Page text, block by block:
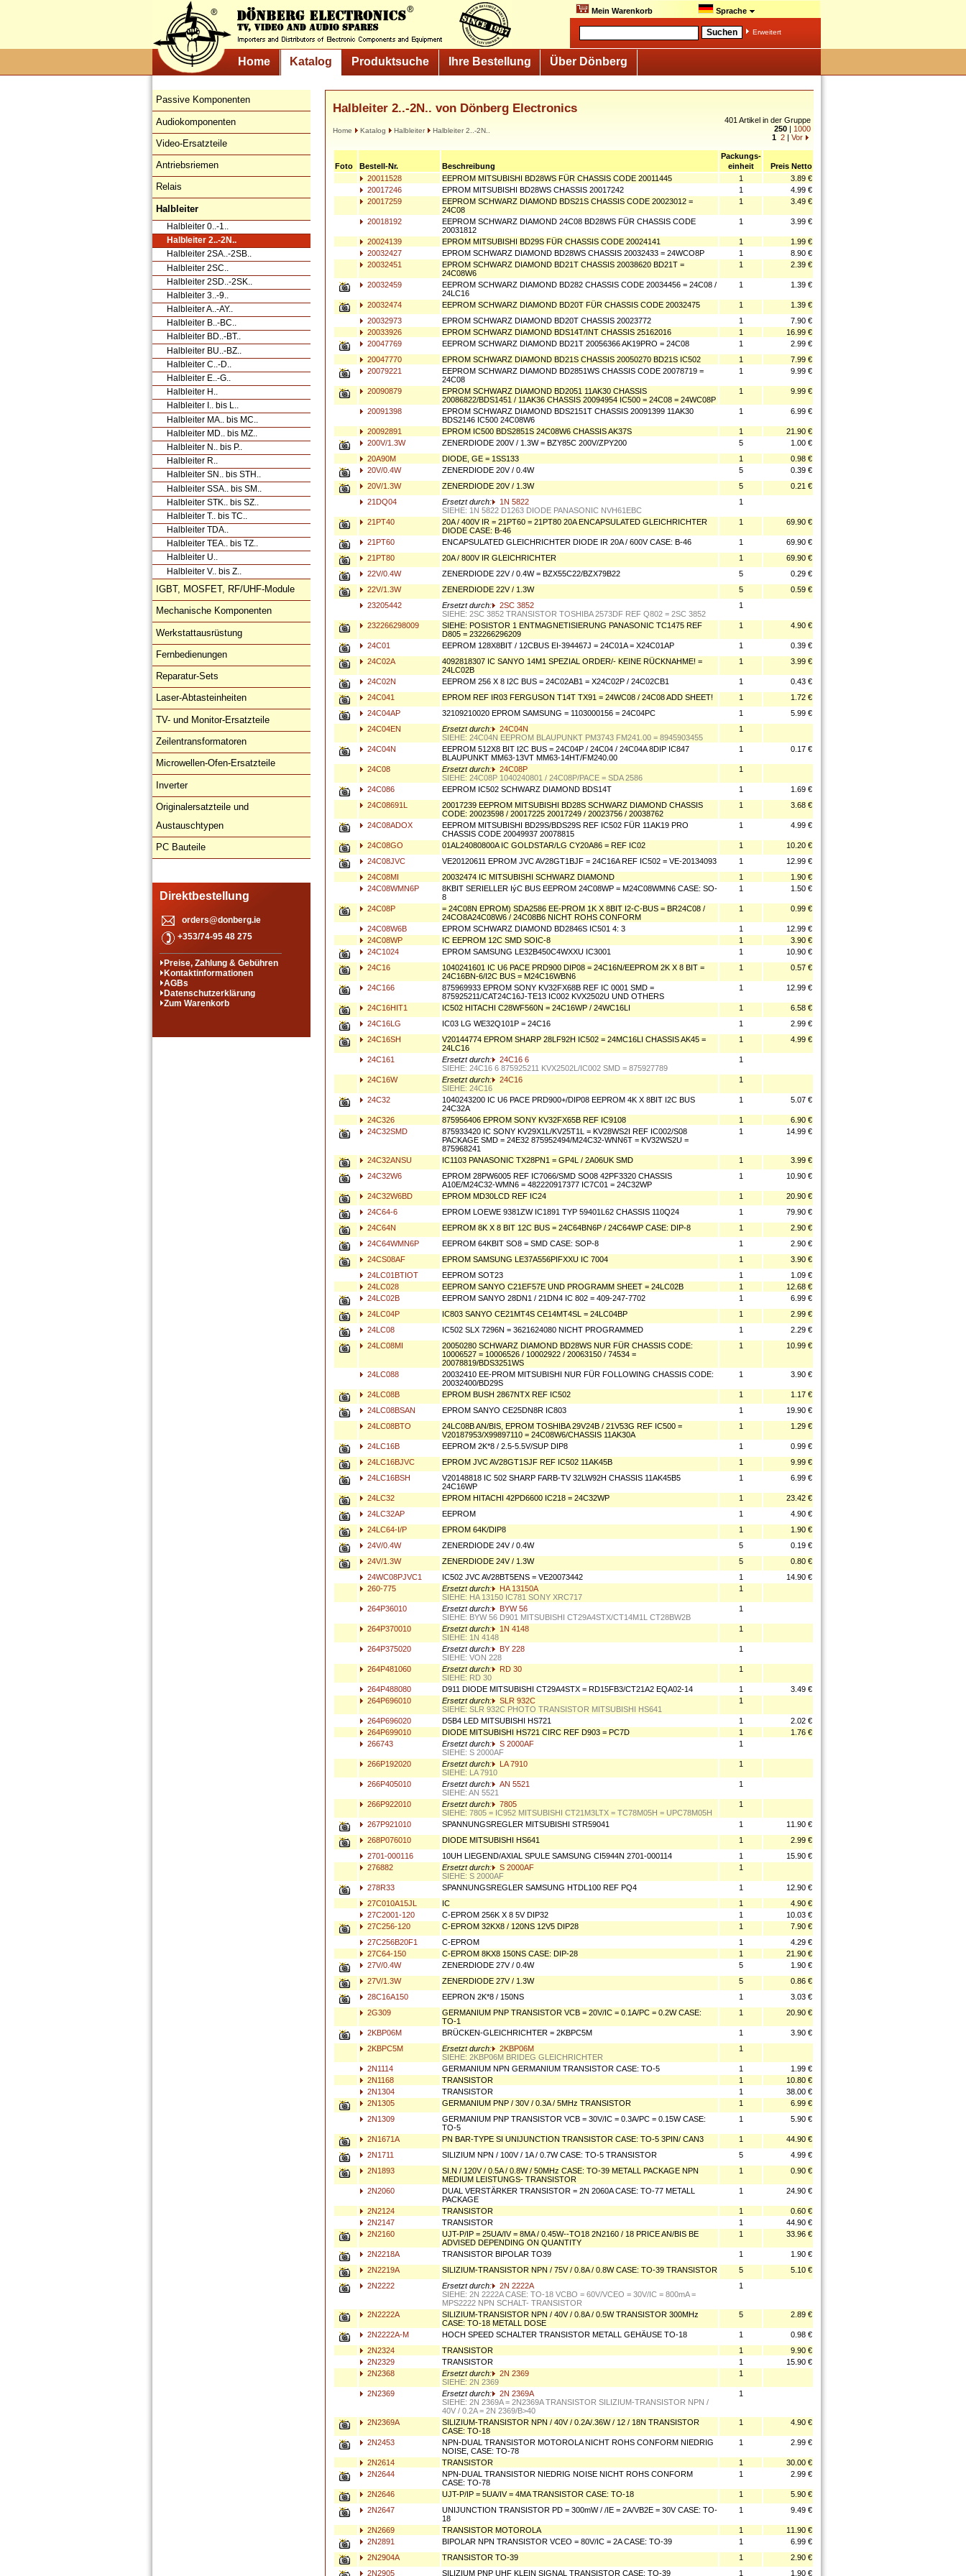
Mein Warenkorb Sprache
Erweitert
Home Katalog Produktsuche Ihre Bestellung Über Dönberg
Passive Komponenten
Audiokomponenten
Video-Ersatzteile
Antriebsriemen
Relais
Halbleiter
Halbleiter 0..-1..
Halbleiter 2..-2N..
Halbleiter 2SA..-2SB..
Halbleiter 2SC..
Halbleiter 2SD..-2SK..
Halbleiter 3..-9..
Halbleiter A..-AY..
Halbleiter B..-BC..
Halbleiter BD..-BT..
Halbleiter BU..-BZ..
Halbleiter C..-D..
Halbleiter E..-G..
Halbleiter H..
Halbleiter I.. bis L..
Halbleiter MA.. bis MC..
Halbleiter MD.. bis MZ..
Halbleiter N.. bis P..
Halbleiter R..
Halbleiter SN.. bis STH..
Halbleiter SSA.. bis SM..
Halbleiter STK.. bis SZ..
Halbleiter T.. bis TC..
Halbleiter TDA..
Halbleiter TEA.. bis TZ..
Halbleiter U..
Halbleiter V.. bis Z..
IGBT, MOSFET, RF/UHF-Module
Mechanische Komponenten
Werkstattausrüstung
Fernbedienungen
Reparatur-Sets
Laser-Abtasteinheiten
TV- und Monitor-Ersatzteile
Zeilentransformatoren
Microwellen-Ofen-Ersatzteile
Inverter
Originalersatzteile und
Austauschtypen
PC Bauteile
Direktbestellung
orders@donberg.ie
+353/74-95 48 275
Preise, Zahlung & Gebühren
Kontaktinformationen
AGBs
Datenschutzerklärung
Zum Warenkorb
Halbleiter 2..-2N.. von Dönberg Electronics
Home Katalog Halbleiter Halbleiter 2..-2N..
401 Artikel in der Gruppe
250 | 1000
1 2 | Vor
Foto Bestell-Nr. Beschreibung
Packungs-
einheit
Preis Netto
20011528
EEPROM MITSUBISHI BD28WS FÜR CHASSIS CODE 20011445 1
3.89 €
20017246
EPROM MITSUBISHI BD28WS CHASSIS 20017242 1
4.99 €
20017259
EEPROM SCHWARZ DIAMOND BDS21S CHASSIS CODE 20023012 =
24C08
1 3.49 €
20018192
EEPROM SCHWARZ DIAMOND 24C08 BD28WS FÜR CHASSIS CODE
20031812
1 3.99 €
20024139 EPROM MITSUBISHI BD29S FÜR CHASSIS CODE 20024141 1
1.99 €
20032427
EPROM SCHWARZ DIAMOND BD28WS CHASSIS 20032433 = 24WCO8P 1
8.90 €
20032451
EPROM SCHWARZ DIAMOND BD21T CHASSIS 20038620 BD21T =
24C08W6
1 2.39 €
20032459
EEPROM SCHWARZ DIAMOND BD282 CHASSIS CODE 20034456 = 24C08 /
24LC16
1 1.39 €
20032474 EEPROM SCHWARZ DIAMOND BD20T FÜR CHASSIS CODE 20032475 1
1.39 €
20032973
EPROM SCHWARZ DIAMOND BD20T CHASSIS 20023772 1
7.90 €
20033926
EPROM SCHWARZ DIAMOND BDS14T/INT CHASSIS 25162016 1
16.99 €
20047769
EEPROM SCHWARZ DIAMOND BD21T 20056366 AK19PRO = 24C08 1
2.99 €
20047770
EPROM SCHWARZ DIAMOND BD21S CHASSIS 20050270 BD21S IC502 1
7.99 €
20079221
EEPROM SCHWARZ DIAMOND BD2851WS CHASSIS CODE 20078719 =
24C08
1 9.99 €
20090879
EPROM SCHWARZ DIAMOND BD2051 11AK30 CHASSIS
20086822/BDS1451 / 11AK36 CHASSIS 20094954 IC500 = 24C08 = 24WC08P
1 9.99 €
20091398
EPROM SCHWARZ DIAMOND BDS2151T CHASSIS 20091399 11AK30
BDS2146 IC500 24C08W6
1 6.99 €
20092891 EPROM IC500 BDS2851S 24C08W6 CHASSIS AK37S 1
21.90 €
200V/1.3W
ZENERDIODE 200V / 1.3W = BZY85C 200V/ZPY200 5
1.00 €
20A90M
DIODE, GE = 1SS133 1
0.98 €
20V/0.4W
ZENERDIODE 20V / 0.4W 5
0.39 €
20V/1.3W
ZENERDIODE 20V / 1.3W 5
0.21 €
21DQ04
Ersetzt durch:
1N 5822
SIEHE: 1N 5822 D1263 DIODE PANASONIC NVH61EBC
1
21PT40
20A / 400V IR = 21PT60 = 21PT80 20A ENCAPSULATED GLEICHRICHTER
DIODE CASE: B-46
1 69.90 €
21PT60 ENCAPSULATED GLEICHRICHTER DIODE IR 20A / 600V CASE: B-46 1
69.90 €
21PT80
20A / 800V IR GLEICHRICHTER 1
69.90 €
22V/0.4W
ZENERDIODE 22V / 0.4W = BZX55C22/BZX79B22 5
0.29 €
22V/1.3W
ZENERDIODE 22V / 1.3W 5
0.59 €
23205442
Ersetzt durch:
2SC 3852
SIEHE: 2SC 3852 TRANSISTOR TOSHIBA 2573DF REF Q802 = 2SC 3852
1
232266298009
SIEHE: POSISTOR 1 ENTMAGNETISIERUNG PANASONIC TC1475 REF
D805 = 232266296209
1 4.90 €
24C01 EEPROM 128X8BIT / 12CBUS EI-394467J = 24C01A = X24C01AP 1
0.39 €
24C02A
4092818307 IC SANYO 14M1 SPEZIAL ORDER/- KEINE RÜCKNAHME! =
24LC02B
1 3.99 €
24C02N EEPROM 256 X 8 I2C BUS = 24C02AB1 = X24C02P / 24C02CB1 1
0.43 €
24C041
EPROM REF IR03 FERGUSON T14T TX91 = 24WC08 / 24C08 ADD SHEET! 1
1.72 €
24C04AP
32109210020 EPROM SAMSUNG = 1103000156 = 24C04PC 1
5.99 €
24C04EN
Ersetzt durch:
24C04N
SIEHE: 24C04N EEPROM BLAUPUNKT PM3743 FM241.00 = 8945903455
1
24C04N
EEPROM 512X8 BIT I2C BUS = 24C04P / 24C04 / 24C04A 8DIP IC847
BLAUPUNKT MM63-13VT MM63-14HT/FM240.00
1 0.17 €
24C08 Ersetzt durch:
24C08P
SIEHE: 24C08P 1040240801 / 24C08P/PACE = SDA 2586
1
24C086 EEPROM IC502 SCHWARZ DIAMOND BDS14T 1
1.69 €
24C08691L
20017239 EEPROM MITSUBISHI BD28S SCHWARZ DIAMOND CHASSIS
CODE: 20023598 / 20017225 20017249 / 20023756 / 20038762
1 3.68 €
24C08ADOX
EEPROM MITSUBISHI BD29S/BDS29S REF IC502 FÜR 11AK19 PRO
CHASSIS CODE 20049937 20078815
1 4.99 €
24C08GO 01AL24080800A IC GOLDSTAR/LG CY20A86 = REF IC02 1
10.20 €
24C08JVC
VE20120611 EPROM JVC AV28GT1BJF = 24C16A REF IC502 = VE-20134093 1
12.99 €
24C08MI
20032474 IC MITSUBISHI SCHWARZ DIAMOND 1
1.90 €
24C08WMN6P
8KBIT SERIELLER IýC BUS EEPROM 24C08WP = M24C08WMN6 CASE: SO-
8
1 1.50 €
24C08P
= 24C08N EPROM) SDA2586 EE-PROM 1K X 8BIT I2-C-BUS = BR24C08 /
24CO8A24C08W6 / 24C08B6 NICHT ROHS CONFORM
1 0.99 €
24C08W6B EPROM SCHWARZ DIAMOND BD2846S IC501 4: 3 1
12.99 €
24C08WP
IC EEPROM 12C SMD SOIC-8 1
3.90 €
24C1024
EPROM SAMSUNG LE32B450C4WXXU IC3001 1
10.90 €
24C16
1040241601 IC U6 PACE PRD900 DIP08 = 24C16N/EEPROM 2K X 8 BIT =
24C16BN-6/I2C BUS = M24C16WBN6
1 0.57 €
24C166
875969933 EPROM SONY KV32FX68B REF IC 0001 SMD =
875925211/CAT24C16J-TE13 IC002 KVX2502U UND OTHERS
1 12.99 €
24C16HIT1 IC502 HITACHI C28WF560N = 24C16WP / 24WC16LI 1
6.58 €
24C16LG
IC03 LG WE32Q101P = 24C16 1
2.99 €
24C16SH
V20144774 EPROM SHARP 28LF92H IC502 = 24MC16LI CHASSIS AK45 =
24LC16
1 4.99 €
24C161 Ersetzt durch:
24C16 6
SIEHE: 24C16 6 875925211 KVX2502L/IC002 SMD = 875927789
1
24C16W Ersetzt durch:
24C16
SIEHE: 24C16
1
24C32
1040243200 IC U6 PACE PRD900+/DIP08 EEPROM 4K X 8BIT I2C BUS
24C32A
1 5.07 €
24C326 875956406 EPROM SONY KV32FX65B REF IC9108 1
6.90 €
24C32SMD
875933420 IC SONY KV29X1L/KV25T1L = KV28WS2I REF IC002/S08
PACKAGE SMD = 24E32 875952494/M24C32-WNN6T = KV32WS2U =
875968241
1 14.99 €
24C32ANSU IC1103 PANASONIC TX28PN1 = GP4L / 2A06UK SMD 1
3.99 €
24C32W6
EPROM 28PW6005 REF IC7066/SMD SO08 42PF3320 CHASSIS
A10E/M24C32-WMN6 = 482220917377 IC7C01 = 24C32WP
1 10.90 €
24C32W6BD EPROM MD30LCD REF IC24 1
20.90 €
24C64-6
EPROM LOEWE 9381ZW IC1891 TYP 59401L62 CHASSIS 110Q24 1
79.90 €
24C64N
EEPROM 8K X 8 BIT 12C BUS = 24C64BN6P / 24C64WP CASE: DIP-8 1
2.90 €
24C64WMN6P
EEPROM 64KBIT SO8 = SMD CASE: SOP-8 1
2.90 €
24CS08AF
EPROM SAMSUNG LE37A556PIFXXU IC 7004 1
3.90 €
24LC01BTIOT
EEPROM SOT23 1
1.09 €
24LC028
EEPROM SANYO C21EF57E UND PROGRAMM SHEET = 24LC02B 1
12.68 €
24LC02B
EEPROM SANYO 28DN1 / 21DN4 IC 802 = 409-247-7702 1
6.99 €
24LC04P
IC803 SANYO CE21MT4S CE14MT4SL = 24LC04BP 1
2.99 €
24LC08
IC502 SLX 7296N = 3621624080 NICHT PROGRAMMED 1
2.29 €
24LC08MI
20050280 SCHWARZ DIAMOND BD28WS NUR FÜR CHASSIS CODE:
10006527 = 10006526 / 10002922 / 20063150 / 74534 =
20078819/BDS3251WS
1 10.99 €
24LC088
20032410 EE-PROM MITSUBISHI NUR FÜR FOLLOWING CHASSIS CODE:
20032400/BD29S
1 3.90 €
24LC08B EPROM BUSH 2867NTX REF IC502 1
1.17 €
24LC08BSAN
EPROM SANYO CE25DN8R IC803 1
19.90 €
24LC08BTO
24LC08B AN/BIS, EPROM TOSHIBA 29V24B / 21V53G REF IC500 =
V20187953/X99897110 = 24C08W6/CHASSIS 11AK30A
1 1.29 €
24LC16B EEPROM 2K*8 / 2.5-5.5V/SUP DIP8 1
0.99 €
24LC16BJVC
EPROM JVC AV28GT1SJF REF IC502 11AK45B 1
9.99 €
24LC16BSH
V20148818 IC 502 SHARP FARB-TV 32LW92H CHASSIS 11AK45B5
24C16WP
1 6.99 €
24LC32 EPROM HITACHI 42PD6600 IC218 = 24C32WP 1
23.42 €
24LC32AP
EEPROM 1
4.90 €
24LC64-I/P
EPROM 64K/DIP8 1
1.90 €
24V/0.4W
ZENERDIODE 24V / 0.4W 5
0.19 €
24V/1.3W
ZENERDIODE 24V / 1.3W 5
0.80 €
24WC08PJVC1
IC502 JVC AV28BT5ENS = VE20073442 1
14.90 €
260-775
Ersetzt durch:
HA 13150A
SIEHE: HA 13150 IC781 SONY XRC717
1
264P36010 Ersetzt durch:
BYW 56
SIEHE: BYW 56 D901 MITSUBISHI CT29A4STX/CT14M1L CT28BW2B
1
264P370010 Ersetzt durch:
1N 4148
SIEHE: 1N 4148
1
264P375020 Ersetzt durch:
BY 228
SIEHE: VON 228
1
264P481060 Ersetzt durch:
RD 30
SIEHE: RD 30
1
264P488080 D911 DIODE MITSUBISHI CT29A4STX = RD15FB3/CT21A2 EQA02-14 1
3.49 €
264P696010
Ersetzt durch:
SLR 932C
SIEHE: SLR 932C PHOTO TRANSISTOR MITSUBISHI HS641
1
264P696020 D5B4 LED MITSUBISHI HS721 1
2.02 €
264P699010
DIODE MITSUBISHI HS721 CIRC REF D903 = PC7D 1
1.76 €
266743
Ersetzt durch:
S 2000AF
SIEHE: S 2000AF
1
266P192020 Ersetzt durch:
LA 7910
SIEHE: LA 7910
1
266P405010 Ersetzt durch:
AN 5521
SIEHE: AN 5521
1
266P922010 Ersetzt durch:
7805
SIEHE: 7805 = IC952 MITSUBISHI CT21M3LTX = TC78M05H = UPC78M05H
1
267P921010 SPANNUNGSREGLER MITSUBISHI STR59041 1
11.90 €
268P076010
DIODE MITSUBISHI HS641 1
2.99 €
2701-000116
10UH LIEGEND/AXIAL SPULE SAMSUNG CI5944N 2701-000114 1
15.90 €
276882
Ersetzt durch:
S 2000AF
SIEHE: S 2000AF
1
278R33 SPANNUNGSREGLER SAMSUNG HTDL100 REF PQ4 1
12.90 €
27C010A15JL
IC 1
4.90 €
27C2001-120
C-EPROM 256K X 8 5V DIP32 1
10.03 €
27C256-120
C-EPROM 32KX8 / 120NS 12V5 DIP28 1
7.90 €
27C256B20F1
C-EPROM 1
4.29 €
27C64-150
C-EPROM 8KX8 150NS CASE: DIP-28 1
21.90 €
27V/0.4W
ZENERDIODE 27V / 0.4W 5
1.90 €
27V/1.3W
ZENERDIODE 27V / 1.3W 5
0.86 €
28C16A150
EEPRON 2K*8 / 150NS 1
3.03 €
2G309
GERMANIUM PNP TRANSISTOR VCB = 20V/IC = 0.1A/PC = 0.2W CASE:
TO-1
1 20.90 €
2KBP06M BRÜCKEN-GLEICHRICHTER = 2KBPC5M 1
3.90 €
2KBPC5M
Ersetzt durch:
2KBP06M
SIEHE: 2KBP06M BRIDEG GLEICHRICHTER
1
2N1114 GERMANIUM NPN GERMANIUM TRANSISTOR CASE: TO-5 1
1.99 €
2N1168
TRANSISTOR 1
10.80 €
2N1304
TRANSISTOR 1
38.00 €
2N1305
GERMANIUM PNP / 30V / 0.3A / 5MHz TRANSISTOR 1
6.99 €
2N1309
GERMANIUM PNP TRANSISTOR VCB = 30V/IC = 0.3A/PC = 0.15W CASE:
TO-5
1 5.90 €
2N1671A PN BAR-TYPE SI UNIJUNCTION TRANSISTOR CASE: TO-5 3PIN/ CAN3 1
44.90 €
2N1711
SILIZIUM NPN / 100V / 1A / 0.7W CASE: TO-5 TRANSISTOR 5
4.99 €
2N1893
SI.N / 120V / 0.5A / 0.8W / 50MHz CASE: TO-39 METALL PACKAGE NPN
MEDIUM LEISTUNGS- TRANSISTOR
1 0.90 €
2N2060
DUAL VERSTÄRKER TRANSISTOR = 2N 2060A CASE: TO-77 METALL
PACKAGE
1 24.90 €
2N2124 TRANSISTOR 1
0.60 €
2N2147
TRANSISTOR 1
44.90 €
2N2160
UJT-P/IP = 25UA/IV = 8MA / 0.45W--TO18 2N2160 / 18 PRICE AN/BIS BE
ADVISED DEPENDING ON QUANTITY
1 33.96 €
2N2218A TRANSISTOR BIPOLAR TO39 1
1.90 €
2N2219A
SILIZIUM-TRANSISTOR NPN / 75V / 0.8A / 0.8W CASE: TO-39 TRANSISTOR 5
5.10 €
2N2222
Ersetzt durch:
2N 2222A
SIEHE: 2N 2222A CASE: TO-18 VCBO = 60V/VCEO = 30V/IC = 800mA =
MPS2222 NPN SCHALT- TRANSISTOR
1
2N2222A
SILIZIUM-TRANSISTOR NPN / 40V / 0.8A / 0.5W TRANSISTOR 300MHz
CASE: TO-18 METALL DOSE
5 2.89 €
2N2222A-M HOCH SPEED SCHALTER TRANSISTOR METALL GEHÄUSE TO-18 1
0.98 €
2N2324
TRANSISTOR 1
9.90 €
2N2329
TRANSISTOR 1
15.90 €
2N2368
Ersetzt durch:
2N 2369
SIEHE: 2N 2369
1
2N2369 Ersetzt durch:
2N 2369A
SIEHE: 2N 2369A = 2N2369A TRANSISTOR SILIZIUM-TRANSISTOR NPN /
40V / 0.2A = 2N 2369/B>40
1
2N2369A
SILIZIUM-TRANSISTOR NPN / 40V / 0.2A/.36W / 12 / 18N TRANSISTOR
CASE: TO-18
1 4.90 €
2N2453
NPN-DUAL TRANSISTOR MOTOROLA NICHT ROHS CONFORM NIEDRIG
NOISE, CASE: TO-78
1 2.99 €
2N2614 TRANSISTOR 1
30.00 €
2N2644
NPN-DUAL TRANSISTOR NIEDRIG NOISE NICHT ROHS CONFORM
CASE: TO-78
1 2.99 €
2N2646 UJT-P/IP = 5UA/IV = 4MA TRANSISTOR CASE: TO-18 1
5.90 €
2N2647
UNIJUNCTION TRANSISTOR PD = 300mW / /IE = 2A/VB2E = 30V CASE: TO-
18
1 9.49 €
2N2669 TRANSISTOR MOTOROLA 1
11.90 €
2N2891
BIPOLAR NPN TRANSISTOR VCEO = 80V/IC = 2A CASE: TO-39 1
6.99 €
2N2904A
TRANSISTOR TO-39 1
2.90 €
2N2905
SILIZIUM PNP UHF KLEIN SIGNAL TRANSISTOR CASE: TO-39 1 1.90 €